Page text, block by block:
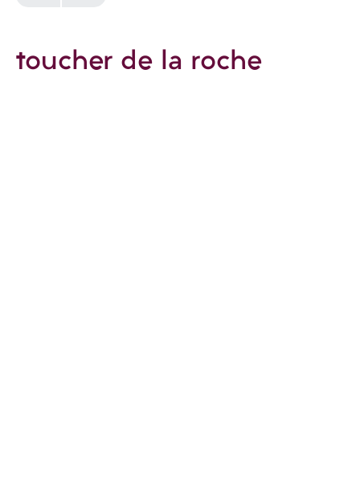
toucher de la roche